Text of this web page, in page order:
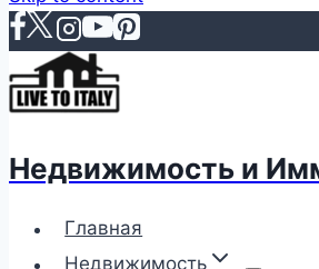
Недвижимость и
Главная
Недвижимость